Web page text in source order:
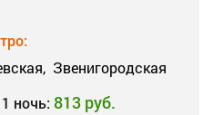
Звенигородская
ночь: 813 руб.